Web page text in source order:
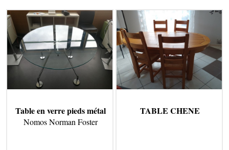
Table en verre pieds métal
Nomos Norman Foster
TABLE CHENE